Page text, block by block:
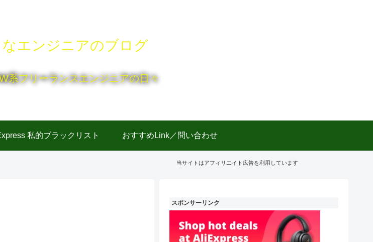
系フリーランスエンジニアの日々
私的ブラックリスト おすすめLink／問い合わせ
当サイトはアフィリエイト広告を利用しています
スポンサーリンク